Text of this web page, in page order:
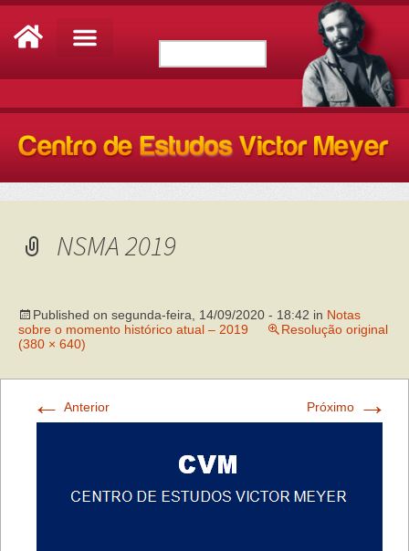
NSMA 2019
Published on segunda-feira, 14/09/2020 - 18:42 in Notas
sobre o momento histórico atual – 2019
Resolução original
(380 × 640)
← Anterior Próximo →